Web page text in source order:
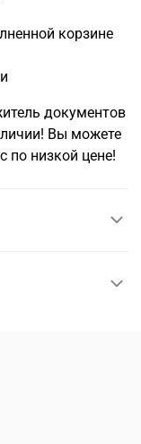
корзине
документов
Вы можете
по низкой цене!